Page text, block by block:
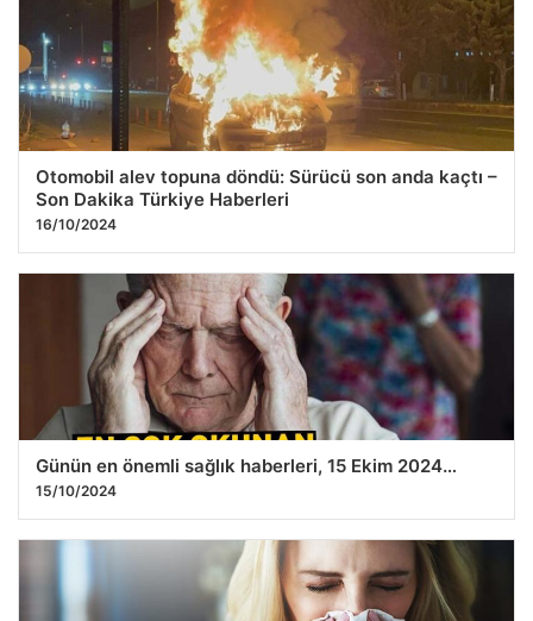
Otomobil alev topuna döndü: Sürücü son anda kaçtı –
Son Dakika Türkiye Haberleri
16/10/2024
Günün en önemli sağlık haberleri, 15 Ekim 2024…
15/10/2024